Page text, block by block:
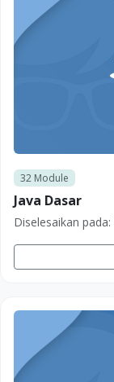
32Module
Java Dasar
Diselesaikan pada: